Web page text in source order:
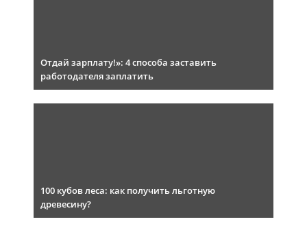
Отдай зарплату!»: 4 способа заставить
работодателя заплатить
100 кубов леса: как получить льготную
древесину?